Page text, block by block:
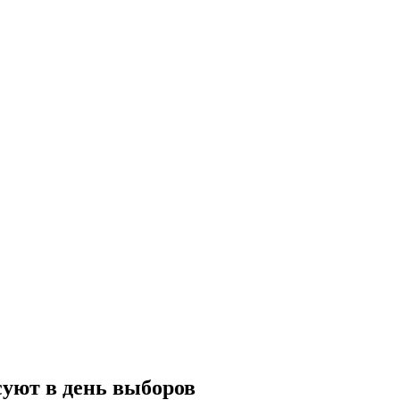
в день выборов